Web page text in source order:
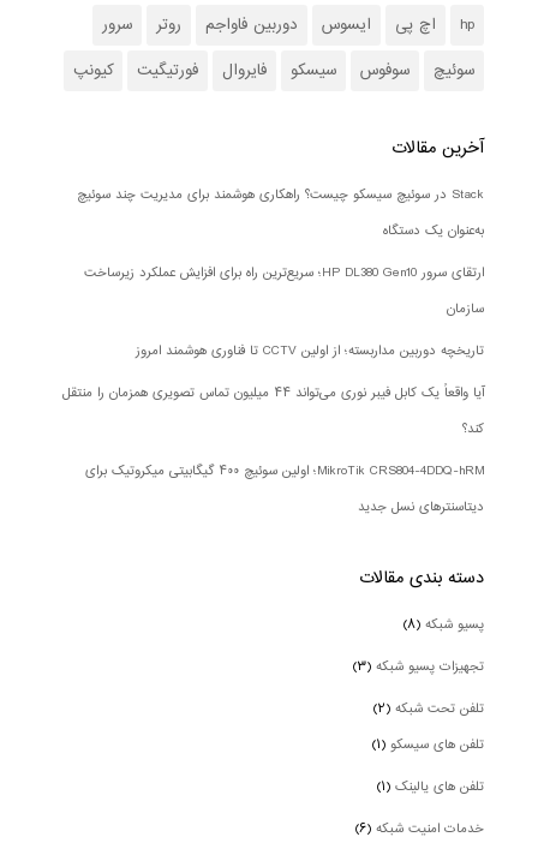
hp اچ پی ایسوس دوربین فاواجم روتر
سرور
سوئیچ
سوفوس سیسکو فایروال فورتیگیت کیونپ
آخرین مقالات
Stack در سوئیچ سیسکو چیست؟ راهکاری هوشمند برای مدیریت چند سوئیچ
به‌عنوان یک دستگاه
ارتقای سرور HP DL380 Gen10؛ سریع‌ترین راه برای افزایش عملکرد زیرساخت
سازمان
تاریخچه دوربین مداربسته؛ از اولین CCTV تا فناوری هوشمند امروز
آیا واقعاً یک کابل فیبر نوری می‌تواند ۴۴ میلیون تماس تصویری همزمان را منتقل
کند؟
MikroTik CRS804-4DDQ-hRM؛ اولین سوئیچ ۴۰۰ گیگابیتی میکروتیک برای
دیتاسنترهای نسل جدید
دسته بندی‌ مقالات
پسیو شبکه(۸)
تجهیزات پسیو شبکه(۳)
تلفن تحت شبکه(۲)
تلفن های سیسکو(۱)
تلفن های یالینک(۱)
خدمات امنیت شبکه(۶)